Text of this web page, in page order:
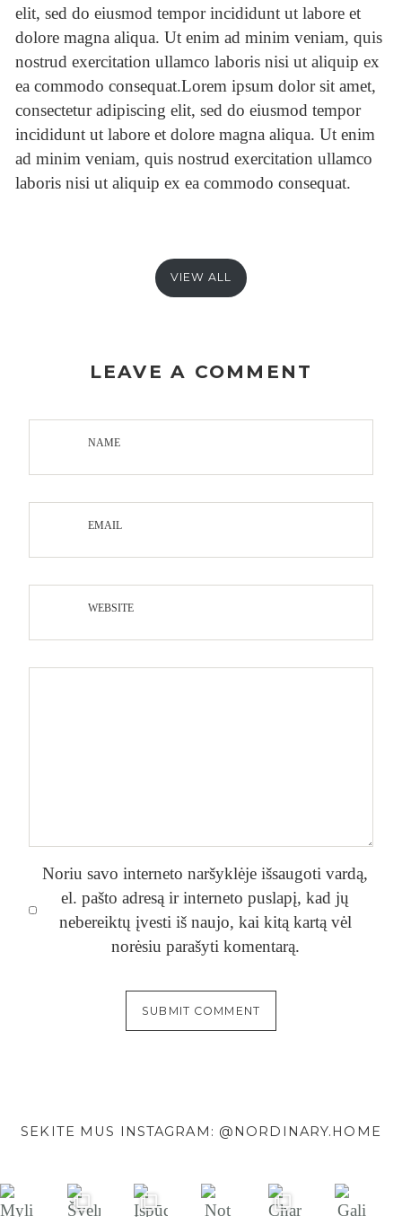
elit, sed do eiusmod tempor incididunt ut labore et
dolore magna aliqua. Ut enim ad minim veniam, quis
nostrud exercitation ullamco laboris nisi ut aliquip ex
ea commodo consequat.Lorem ipsum dolor sit amet,
consectetur adipiscing elit, sed do eiusmod tempor
incididunt ut labore et dolore magna aliqua. Ut enim
ad minim veniam, quis nostrud exercitation ullamco
laboris nisi ut aliquip ex ea commodo consequat.
VIEW ALL
LEAVE A COMMENT
NAME
EMAIL
WEBSITE
Noriu savo interneto naršyklėje išsaugoti vardą,
el. pašto adresą ir interneto puslapį, kad jų
nebereiktų įvesti iš naujo, kai kitą kartą vėl
norėsiu parašyti komentarą.
SEKITE MUS INSTAGRAM: @NORDINARY.HOME